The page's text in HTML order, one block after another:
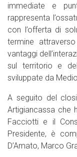
immediate e
rappresenta
con l’offerta di
termine
vantaggi
sul territorio e
sviluppate da
A seguito del
Artigiancassa che
Facciotti e il
Presidente, è
D’Amato, Marco